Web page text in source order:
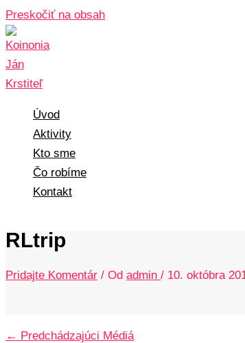
Preskočiť na obsah
Úvod
Aktivity
Kto sme
Čo robíme
Kontakt
RLtrip
Pridajte Komentár / Od admin / 10. októbra
← Predchádzajúci Médiá